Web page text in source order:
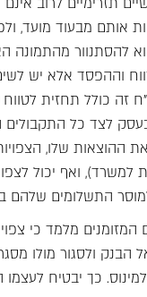
אותם מבעוד מועד,
להסתנוור מהתמונה
וההפסד אלא יש
זה כולל תחזית
לצד כל התקבולים
ההוצאות שלו,
למשרד), ואף יכול
התשלומים שלהם
מלמד כי
הבנק ולסגור מולו
כך יבטיח